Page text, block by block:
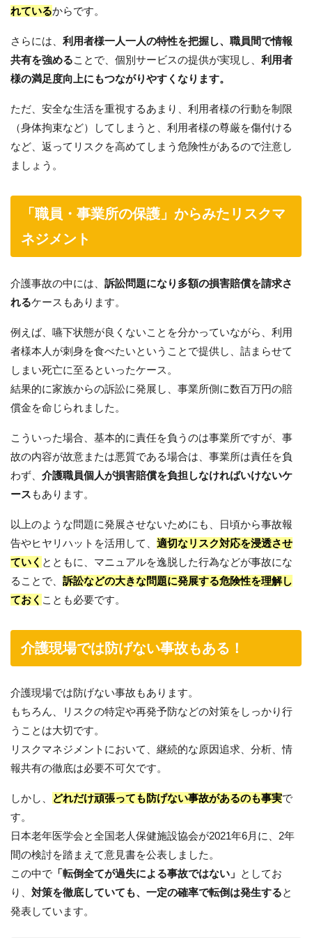
れているからです。
さらには、 利用者様一人一人の特性を把握し、職員間で情報
共有を強めることで、個別サービスの提供が実現し、 利用者
様の満足度向上にもつながりやすくなります。
ただ、安全な生活を重視するあまり、利用者様の行動を制限
（身体拘束など）してしまうと、利用者様の尊厳を傷付ける
など、返ってリスクを高めてしまう危険性があるので注意し
ましょう。
「職員・事業所の保護」からみたリスクマ
ネジメント
介護事故の中には、 訴訟問題になり多額の損害賠償を請求さ
れるケースもあります。
例えば、嚥下状態が良くないことを分かっていながら、利用
者様本人が刺身を食べたいということで提供し、詰まらせて
しまい死亡に至るといったケース。
結果的に家族からの訴訟に発展し、事業所側に数百万円の賠
償金を命じられました。
こういった場合、基本的に責任を負うのは事業所ですが、事
故の内容が故意または悪質である場合は、事業所は責任を負
わず、 介護職員個人が損害賠償を負担しなければいけないケ
ース もあります。
以上のような問題に発展させないためにも、日頃から事故報
告やヒヤリハットを活用して、 適切なリスク対応を浸透させ
ていく とともに、マニュアルを逸脱した行為などが事故にな
ることで、 訴訟などの大きな問題に発展する危険性を理解し
ておく ことも必要です。
介護現場では防げない事故もある！
介護現場では防げない事故もあります。
もちろん、リスクの特定や再発予防などの対策をしっかり行
うことは大切です。
リスクマネジメントにおいて、継続的な原因追求、分析、情
報共有の徹底は必要不可欠です。
しかし、 どれだけ頑張っても防げない事故があるのも事実で
す。
日本老年医学会と全国老人保健施設協会が2021年6月に、2年
間の検討を踏まえて意見書を公表しました。
この中で 「転倒全てが過失による事故ではない」 としてお
り、 対策を徹底していても、一定の確率で転倒は発生すると
発表しています。